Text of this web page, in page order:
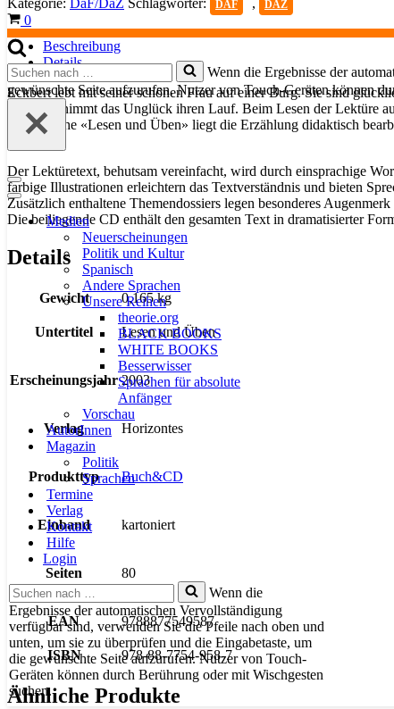
Warenkorb
0
Suchen
nach …
Wenn die Ergebnisse der
gewünschte Seite aufzurufen. Nutzer von Touch-Geräten können
Navigationsmenü
Navigationsmenü
Medien
Neuerscheinungen
Politik und Kultur
Spanisch
Andere Sprachen
Unsere Reihen
theorie.org
BLACK BOOKS
WHITE BOOKS
Besserwisser
Sprachen für absolute
Anfänger
Vorschau
AutorInnen
Magazin
Politik
Sprachen
Termine
Verlag
Kontakt
Hilfe
Login
Suchen
nach …
Wenn die
Ergebnisse der automatischen Vervollständigung
verfügbar sind, verwenden Sie die Pfeile nach oben und
unten, um sie zu überprüfen und die Eingabetaste, um
die gewünschte Seite aufzurufen. Nutzer von Touch-
Geräten können durch Berührung oder mit Wischgesten
suchen.
(Buch
+
CD)
Menge
Kategorie: DaF/DaZ Schlagwörter: DAF , DAZ
Beschreibung
Details
Eckbert lebt mit seiner schönen Frau auf einer Burg. Sie sind
erzählen, nimmt das Unglück ihren Lauf. Beim Lesen der Lektüre
In der Reihe «Lesen und Üben» liegt die Erzählung didaktisch
Der Lektüretext, behutsam vereinfacht, wird durch einsprachige
farbige Illustrationen erleichtern das Textverständnis und bieten
Zusätzlich enthaltene Themendossiers legen besonderes
Die beiliegende CD enthält den gesamten Text in dramatisierter
Details
Gewicht 0,165 kg
Untertitel Lesen und Üben
Erscheinungsjahr 2003
Verlag Horizontes
Produkttyp Buch&CD
Einband kartoniert
Seiten 80
EAN 9788877549587
ISBN 978-88-7754-958-7
Ähnliche Produkte